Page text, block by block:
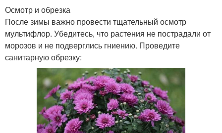
Осмотр и обрезка
После зимы важно провести тщательный осмотр
мультифлор. Убедитесь, что растения не пострадали от
морозов и не подверглись гниению. Проведите
санитарную обрезку: